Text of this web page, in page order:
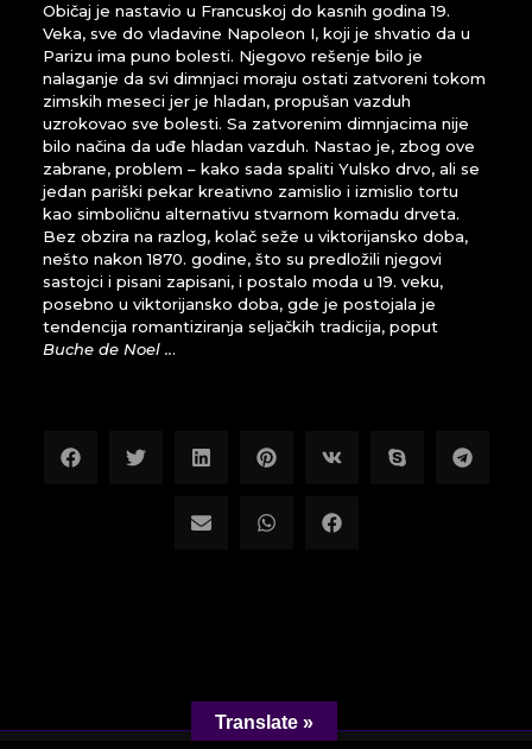
Običaj je nastavio u Francuskoj do kasnih godina 19.
Veka, sve do vladavine Napoleon I, koji je shvatio da u
Parizu ima puno bolesti. Njegovo rešenje bilo je
nalaganje da svi dimnjaci moraju ostati zatvoreni tokom
zimskih meseci jer je hladan, propušan vazduh
uzrokovao sve bolesti. Sa zatvorenim dimnjacima nije
bilo načina da uđe hladan vazduh. Nastao je, zbog ove
zabrane, problem – kako sada spaliti Yulsko drvo, ali se
jedan pariški pekar kreativno zamislio i izmislio tortu
kao simboličnu alternativu stvarnom komadu drveta.
Bez obzira na razlog, kolač seže u viktorijansko doba,
nešto nakon 1870. godine, što su predložili njegovi
sastojci i pisani zapisani, i postalo moda u 19. veku,
posebno u viktorijansko doba, gde je postojala je
tendencija romantiziranja seljačkih tradicija, poput
Buche de Noel ...
Translate »